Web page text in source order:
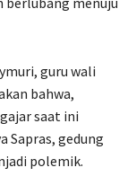
guru wali
bahwa,
saat ini
Sapras, gedung
polemik.